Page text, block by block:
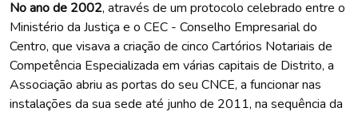
No ano de 2002, através de um protocolo celebrado entre o
Ministério da Justiça e o CEC - Conselho Empresarial do
Centro, que visava a criação de cinco Cartórios Notariais de
Competência Especializada em várias capitais de Distrito, a
Associação abriu as portas do seu CNCE, a funcionar nas
instalações da sua sede até junho de 2011, na sequência da